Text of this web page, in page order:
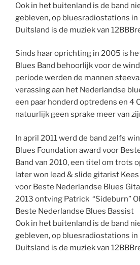
Ook in het buitenland is de band
gebleven, op bluesradiostations in
Duitsland is de muziek van
Sinds haar oprichting in 2005 is
Blues Band behoorlijk voor de
periode werden de mannen
verassing aan het Nederlandse
een paar honderd optredens en 4
natuurlijk geen sprake meer van
In april 2011 werd de band zelfs
Blues Foundation award voor
Band van 2010, een titel om trots
later won lead & slide gitarist
voor Beste Nederlandse Blues
2013 ontving Patrick “Sideburn”
Beste Nederlandse Blues Bassist
Ook in het buitenland is de band
gebleven, op bluesradiostations in
Duitsland is de muziek van